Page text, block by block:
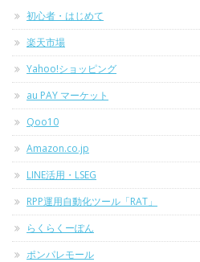
初心者・はじめて
楽天市場
Yahoo!ショッピング
au PAY マーケット
Qoo10
Amazon.co.jp
LINE活用・LSEG
RPP運用自動化ツール「RAT」
らくらくーぽん
ポンパレモール